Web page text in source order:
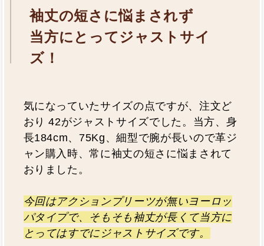
袖丈の短さに悩まされず
当方にとってジャストサイ
ズ！
気になっていたサイズの点ですが、注文ど
おり 42がジャストサイズでした。当方、身
長184cm、75Kg、細型で腕が長いので革ジ
ャン購入時、常に袖丈の短さに悩まされて
おりました。
今回はアクションプリーツが無いヨーロッ
パタイプで、そもそも袖丈が長くて当方に
とってはすでにジャストサイズです。